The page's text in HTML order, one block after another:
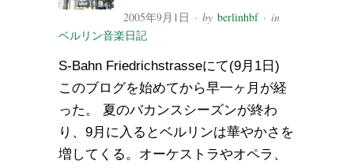
2005年9月1日 · byberlinhbf· in
ベルリン音楽日記
S-Bahn Friedrichstrasseにて(9月1日)
このブログを始めてから早一ヶ月が経
った。 夏のバカンスシーズンが終わ
り、9月に入るとベルリンは華やかさを
増してくる。オーケストラやオペラ、